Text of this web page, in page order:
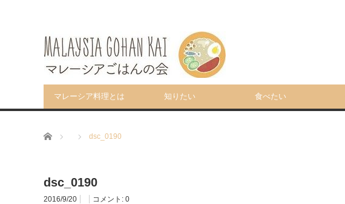
マレーシア料理とは 知りたい 食べたい
ホーム dsc_0190
dsc_0190
2016/9/20 コメント: 0